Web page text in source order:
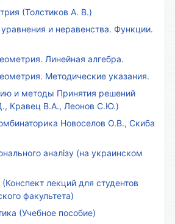
(Толстиков А. В.)
и неравенства. Функции.
Линейная алгебра.
Методические указания.
и методы Принятия решений
Кравец В.А., Леонов С.Ю.)
Новоселов О.В., Скиба
аналізу (на украинском
лекций для студентов
факультета)
(Учебное пособие)